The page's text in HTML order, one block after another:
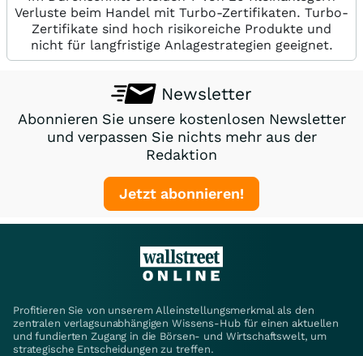
Verluste beim Handel mit Turbo-Zertifikaten. Turbo-
Zertifikate sind hoch risikoreiche Produkte und
nicht für langfristige Anlagestrategien geeignet.
Newsletter
Abonnieren Sie unsere kostenlosen Newsletter
und verpassen Sie nichts mehr aus der
Redaktion
Jetzt abonnieren!
Profitieren Sie von unserem Alleinstellungsmerkmal als den
zentralen verlagsunabhängigen Wissens-Hub für einen aktuellen
und fundierten Zugang in die Börsen- und Wirtschaftswelt, um
strategische Entscheidungen zu treffen.